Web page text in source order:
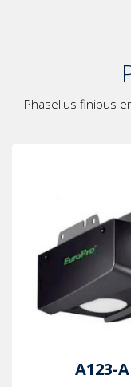
Phasellus finibus
A123-